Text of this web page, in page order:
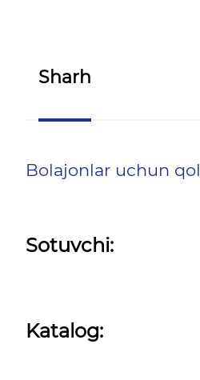
Sharh
Bolajonlar uchun
Sotuvchi:
Katalog: